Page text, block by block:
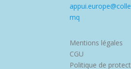
mq
Mentions légales
CGU
Politique de